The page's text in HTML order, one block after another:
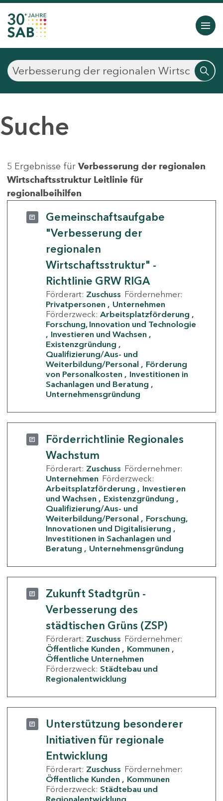
Suche
5 Ergebnisse für Verbesserung der regionalen
Wirtschaftsstruktur Leitlinie für
regionalbeihilfen
Gemeinschaftsaufgabe
"Verbesserung der
regionalen
Wirtschaftsstruktur" -
Richtlinie GRW RIGA
Förderart: Zuschuss Fördernehmer:
Privatpersonen
Unternehmen
Förderzweck: Arbeitsplatzförderung
Forschung, Innovation und Technologie
Investieren und Wachsen
Existenzgründung
Qualifizierung/Aus- und
Weiterbildung/Personal
Förderung
von Personalkosten
Investitionen in
Sachanlagen und Beratung
Unternehmensgründung
Förderrichtlinie Regionales
Wachstum
Förderart: Zuschuss Fördernehmer:
Unternehmen Förderzweck:
Arbeitsplatzförderung
Investieren
und Wachsen
Existenzgründung
Qualifizierung/Aus- und
Weiterbildung/Personal
Forschung,
Innovationen und Digitalisierung
Investitionen in Sachanlagen und
Beratung
Unternehmensgründung
Zukunft Stadtgrün -
Verbesserung des
städtischen Grüns (ZSP)
Förderart: Zuschuss Fördernehmer:
Öffentliche Kunden
Kommunen
Öffentliche Unternehmen
Förderzweck: Städtebau und
Regionalentwicklung
Unterstützung besonderer
Initiativen für regionale
Entwicklung
Förderart: Zuschuss Fördernehmer:
Öffentliche Kunden
Kommunen
Förderzweck: Städtebau und